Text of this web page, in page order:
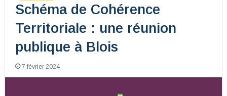
Schéma de Cohérence
Territoriale : une réunion
publique à Blois
7 février 2024